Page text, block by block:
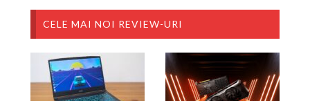
CELE MAI NOI REVIEW-URI